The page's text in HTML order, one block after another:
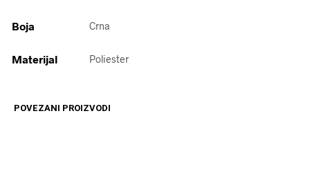
Boja Crna
Materijal Poliester
POVEZANI PROIZVODI